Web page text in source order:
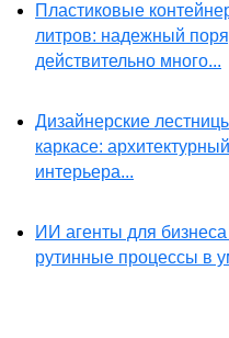
Пластиковые
литров: надежный
действительно много...
Дизайнерские
каркасе:
интерьера...
ИИ агенты для
рутинные процессы в